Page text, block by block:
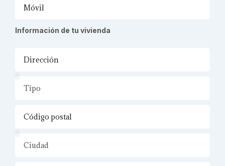
Información de tu vivienda